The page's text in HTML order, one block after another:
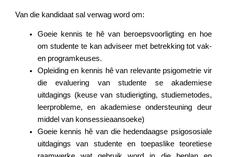
Van die kandidaat sal verwag word om:
Goeie kennis te hê van beroepsvoorligting en hoe
om studente te kan adviseer met betrekking tot vak-
en programkeuses.
Opleiding en kennis hê van relevante psigometrie vir
die evaluering van studente se akademiese
uitdagings (keuse van studierigting, studiemetodes,
leerprobleme, en akademiese ondersteuning deur
middel van konsessieaansoeke)
Goeie kennis hê van die hedendaagse psigososiale
uitdagings van studente en toepaslike teoretiese